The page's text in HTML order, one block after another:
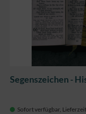
Segenszeichen -
Sofort verfügbar,